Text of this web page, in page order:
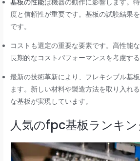
基板の性能は機器の動作に影響します。
度と信頼性が重要です。基板の試験結果
です。
コストも選定の重要な要素です。高性能
長期的なコストパフォーマンスを考慮する
最新の技術革新により、フレキシブル基
ます。新しい材料や製造方法を取り入れ
な基板が実現しています。
人気のfpc基板ランキ